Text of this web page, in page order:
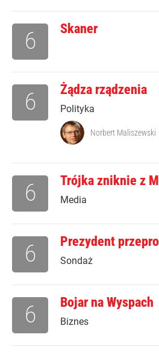
Skaner
6
Żądza rządzenia
Polityka
6
Norbert Maliszewski
Trójka zniknie z
Media
6
Prezydent
Sondaż
6
Bojar na Wyspach
Biznes
6